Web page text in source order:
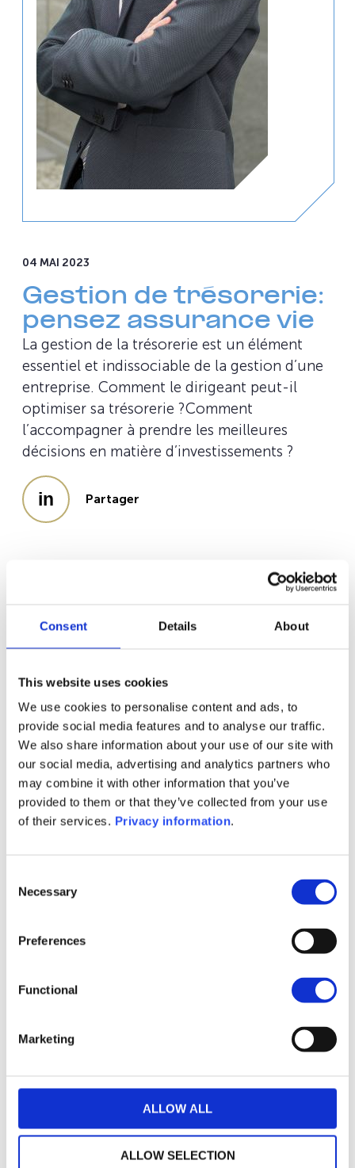
Consent Details About
This website uses cookies
We use cookies to personalise content and ads, to
provide social media features and to analyse our traffic.
We also share information about your use of our site with
our social media, advertising and analytics partners who
may combine it with other information that you’ve
provided to them or that they’ve collected from your use
of their services. Privacy information.
Selection
Necessary
Preferences
Functional
Marketing
ALLOW ALL
ALLOW SELECTION
04 MAI 2023
Gestion de trésorerie:
pensez assurance vie
La gestion de la trésorerie est un élément
essentiel et indissociable de la gestion d’une
entreprise. Comment le dirigeant peut-il
optimiser sa trésorerie ?Comment
l’accompagner à prendre les meilleures
décisions en matière d’investissements ?
Partager
Grand
, Christian
Milinkiewicz,
Wealth Plannerexpliquent comment les
contrats d’assurance vie et de capitalisation
placements et constituent des outils incontournables
pour une gestion de trésorerie efficace à long-terme.
Pour en savoir plus sur notre expertise en matière
d’ingénierie d’assurance patrimoniale, vous pouvez
consulter cet articleicioucontacter nos experts
Country Manager
Au plus près de nos